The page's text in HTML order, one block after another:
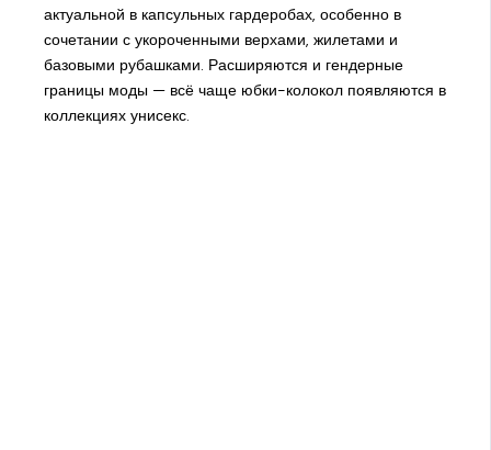
актуальной в капсульных гардеробах, особенно в
сочетании с укороченными верхами, жилетами и
базовыми рубашками. Расширяются и гендерные
границы моды — всё чаще юбки-колокол появляются в
коллекциях унисекс.